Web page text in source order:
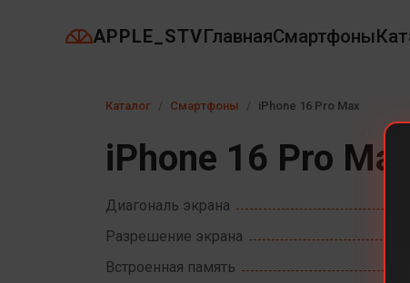
APPLE_STVГлавнаяСмартфоны
Каталог Смартфоны iPhone 16 Pro Max
iPhone 16 Pro Max
Диагональ экрана
Разрешение экрана
Встроенная память